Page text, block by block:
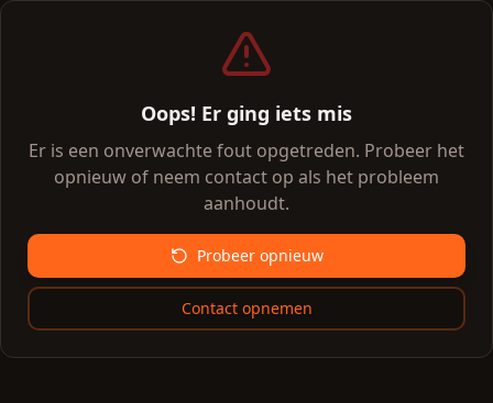
Oops! Er ging iets mis
Er is een onverwachte fout opgetreden. Probeer het
opnieuw of neem contact op als het probleem
aanhoudt.
Probeer opnieuw
Contact opnemen